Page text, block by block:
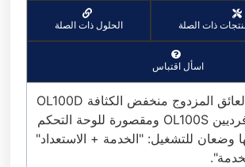
ذات الصلة الحلول ذات الصلة
اسأل اقتباس
يتكون مصباح العائق المزدوج منخفض الكثافة OL100D
من مصباحين فرديين OL100S ومقصورة للوحة التحكم
وضعان للتشغيل: "الخدمة + الاستعداد"